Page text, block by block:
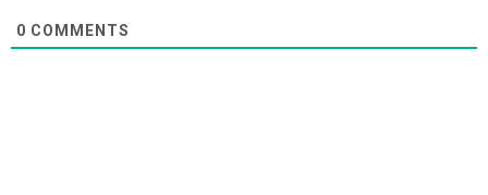
0 COMMENTS